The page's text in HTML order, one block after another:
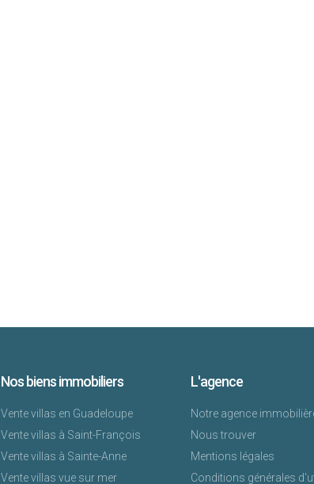
Nos biens immobiliers
Vente villas en Guadeloupe
Vente villas à Saint-François
Vente villas à Sainte-Anne
Vente villas vue sur mer
L'agence
Notre agence
Nous trouver
Mentions légales
Conditions générales